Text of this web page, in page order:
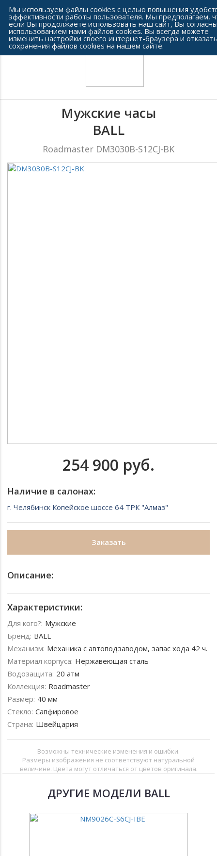
Сеть часовых салонов г. Челябинска
Мужские часы
BALL
Roadmaster DM3030B-S12CJ-BK
254 900 руб.
Наличие в салонах:
г. Челябинск Копейское шоссе 64 ТРК "Алмаз"
Заказать
Описание:
Характеристики:
Для кого?: Мужские
Бренд: BALL
Механизм: Механика с автоподзаводом, запас хода 42 ч.
Материал корпуса: Нержавеющая сталь
Водозащита: 20 атм
Коллекция: Roadmaster
Размер: 40 мм
Стекло: Сапфировое
Страна: Швейцария
Возможны технические изменения и ошибки.
Размеры изображения не соответствуют натуральной
величине. Цвета могут отличаться от цветов оригинала.
ДРУГИЕ МОДЕЛИ BALL
Мы используем файлы cookies с целью повышения
эффективности работы пользователя. Мы предполагаем,
если Вы продолжаете использовать наш сайт, Вы
использованием нами файлов cookies. Вы всегда можете
изменить настройки своего интернет-браузера и
сохранения файлов cookies на нашем сайте.